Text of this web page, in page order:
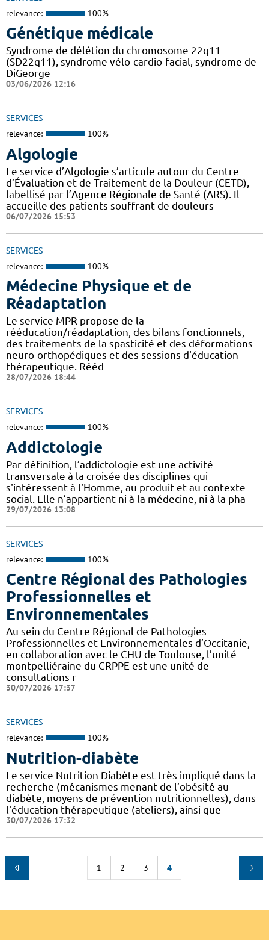
relevance: 100%
Génétique médicale
Syndrome de délétion du chromosome 22q11
(SD22q11), syndrome vélo-cardio-facial, syndrome de
DiGeorge
03/06/2026 12:16
SERVICES
relevance: 100%
Algologie
Le service d’Algologie s’articule autour du Centre
d’Évaluation et de Traitement de la Douleur (CETD),
labellisé par l’Agence Régionale de Santé (ARS). Il
accueille des patients souffrant de douleurs
06/07/2026 15:53
SERVICES
relevance: 100%
Médecine Physique et de
Réadaptation
Le service MPR propose de la
rééducation/réadaptation, des bilans fonctionnels,
des traitements de la spasticité et des déformations
neuro-orthopédiques et des sessions d'éducation
thérapeutique. Rééd
28/07/2026 18:44
SERVICES
relevance: 100%
Addictologie
Par définition, l’addictologie est une activité
transversale à la croisée des disciplines qui
s'intéressent à l'Homme, au produit et au contexte
social. Elle n’appartient ni à la médecine, ni à la pha
29/07/2026 13:08
SERVICES
relevance: 100%
Centre Régional des Pathologies
Professionnelles et
Environnementales
Au sein du Centre Régional de Pathologies
Professionnelles et Environnementales d’Occitanie,
en collaboration avec le CHU de Toulouse, l’unité
montpelliéraine du CRPPE est une unité de
consultations r
30/07/2026 17:37
SERVICES
relevance: 100%
Nutrition-diabète
Le service Nutrition Diabète est très impliqué dans la
recherche (mécanismes menant de l’obésité au
diabète, moyens de prévention nutritionnelles), dans
l'éducation thérapeutique (ateliers), ainsi que
30/07/2026 17:32
1 2 3 4